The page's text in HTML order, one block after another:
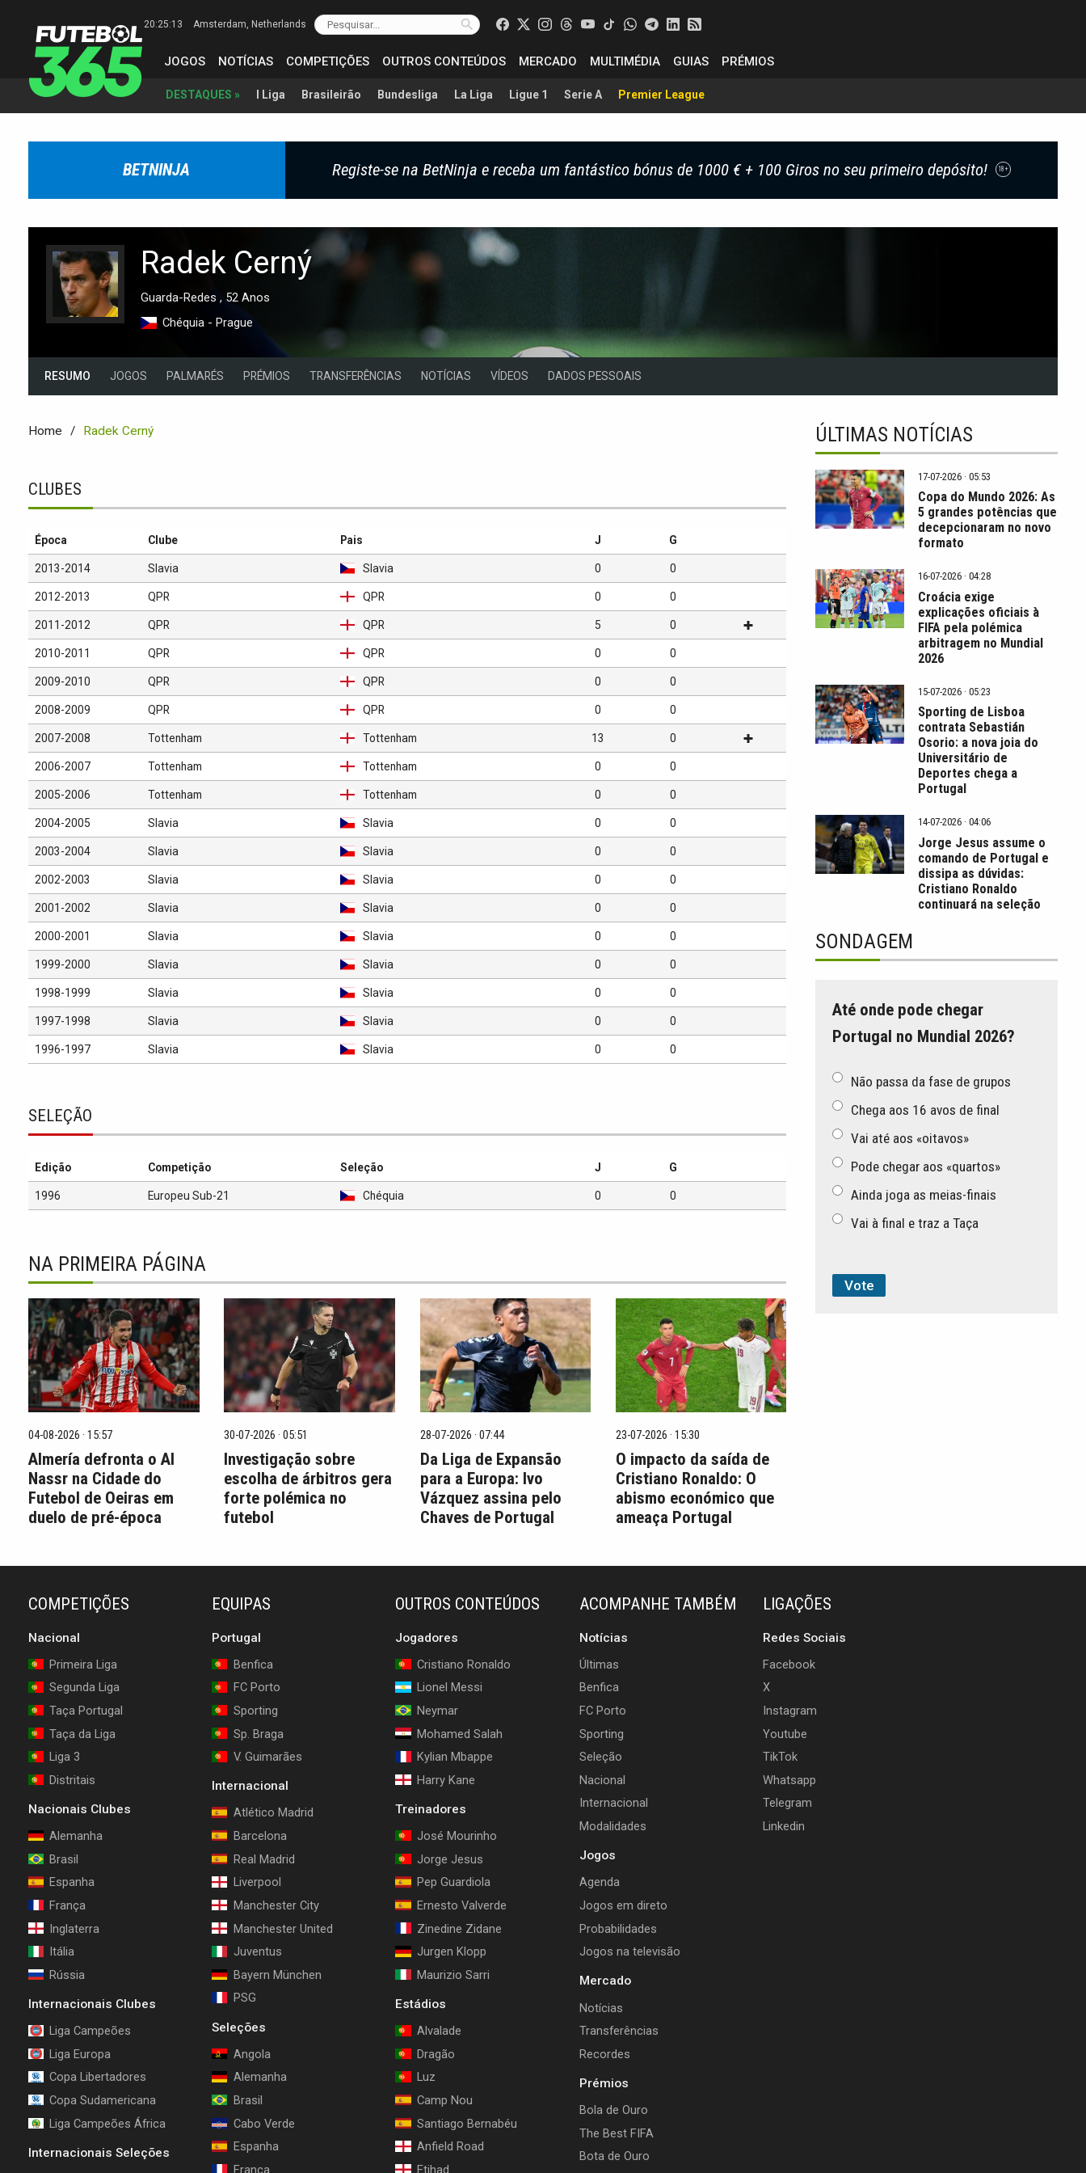
20:25:14 Amsterdam, Netherlands
JOGOS NOTÍCIAS COMPETIÇÕES OUTROS CONTEÚDOS MERCADO MULTIMÉDIA GUIAS PRÉMIOS
DESTAQUES » I Liga Brasileirão Bundesliga La Liga Ligue 1 Serie A Premier League
BETNINJA Registe-se na BetNinja e receba um fantástico bónus de 1000 € + 100 Giros no seu primeiro depósito! 18+
Radek Cerný
Guarda-Redes , 52 Anos
Chéquia - Prague
RESUMO JOGOS PALMARÉS PRÉMIOS TRANSFERÊNCIAS NOTÍCIAS VÍDEOS DADOS PESSOAIS
Home Radek Cerný
CLUBES
Época Clube Pais J G
2013-2014 Slavia Slavia 0 0
2012-2013 QPR QPR 0 0
2011-2012 QPR QPR 5 0
2010-2011 QPR QPR 0 0
2009-2010 QPR QPR 0 0
2008-2009 QPR QPR 0 0
2007-2008 Tottenham Tottenham 13 0
2006-2007 Tottenham Tottenham 0 0
2005-2006 Tottenham Tottenham 0 0
2004-2005 Slavia Slavia 0 0
2003-2004 Slavia Slavia 0 0
2002-2003 Slavia Slavia 0 0
2001-2002 Slavia Slavia 0 0
2000-2001 Slavia Slavia 0 0
1999-2000 Slavia Slavia 0 0
1998-1999 Slavia Slavia 0 0
1997-1998 Slavia Slavia 0 0
1996-1997 Slavia Slavia 0 0
SELEÇÃO
Edição Competição Seleção J G
1996 Europeu Sub-21 Chéquia 0 0
NA PRIMEIRA PÁGINA
04-08-2026 · 15:57
Almería defronta o Al
Nassr na Cidade do
Futebol de Oeiras em
duelo de pré-época
30-07-2026 · 05:51
Investigação sobre
escolha de árbitros gera
forte polémica no
futebol
28-07-2026 · 07:44
Da Liga de Expansão
para a Europa: Ivo
Vázquez assina pelo
Chaves de Portugal
23-07-2026 · 15:30
O impacto da saída de
Cristiano Ronaldo: O
abismo económico que
ameaça Portugal
ÚLTIMAS NOTÍCIAS
17-07-2026 · 05:53
Copa do Mundo 2026: As
5 grandes potências que
decepcionaram no novo
formato
16-07-2026 · 04:28
Croácia exige
explicações oficiais à
FIFA pela polémica
arbitragem no Mundial
2026
15-07-2026 · 05:23
Sporting de Lisboa
contrata Sebastián
Osorio: a nova joia do
Universitário de
Deportes chega a
Portugal
14-07-2026 · 04:06
Jorge Jesus assume o
comando de Portugal e
dissipa as dúvidas:
Cristiano Ronaldo
continuará na seleção
SONDAGEM
Até onde pode chegar
Portugal no Mundial 2026?
Não passa da fase de grupos
Chega aos 16 avos de final
Vai até aos «oitavos»
Pode chegar aos «quartos»
Ainda joga as meias-finais
Vai à final e traz a Taça
COMPETIÇÕES
Nacional
Primeira Liga
Segunda Liga
Taça Portugal
Taça da Liga
Liga 3
Distritais
Nacionais Clubes
Alemanha
Brasil
Espanha
França
Inglaterra
Itália
Rússia
Internacionais Clubes
Liga Campeões
Liga Europa
Copa Libertadores
Copa Sudamericana
Liga Campeões África
Internacionais Seleções
EQUIPAS
Portugal
Benfica
FC Porto
Sporting
Sp. Braga
V. Guimarães
Internacional
Atlético Madrid
Barcelona
Real Madrid
Liverpool
Manchester City
Manchester United
Juventus
Bayern München
PSG
Seleções
Angola
Alemanha
Brasil
Cabo Verde
Espanha
França
OUTROS CONTEÚDOS
Jogadores
Cristiano Ronaldo
Lionel Messi
Neymar
Mohamed Salah
Kylian Mbappe
Harry Kane
Treinadores
José Mourinho
Jorge Jesus
Pep Guardiola
Ernesto Valverde
Zinedine Zidane
Jurgen Klopp
Maurizio Sarri
Estádios
Alvalade
Dragão
Luz
Camp Nou
Santiago Bernabéu
Anfield Road
Etihad
ACOMPANHE TAMBÉM
Notícias
Últimas
Benfica
FC Porto
Sporting
Seleção
Nacional
Internacional
Modalidades
Jogos
Agenda
Jogos em direto
Probabilidades
Jogos na televisão
Mercado
Notícias
Transferências
Recordes
Prémios
Bola de Ouro
The Best FIFA
Bota de Ouro
LIGAÇÕES
Redes Sociais
Facebook
X
Instagram
Youtube
TikTok
Whatsapp
Telegram
Linkedin